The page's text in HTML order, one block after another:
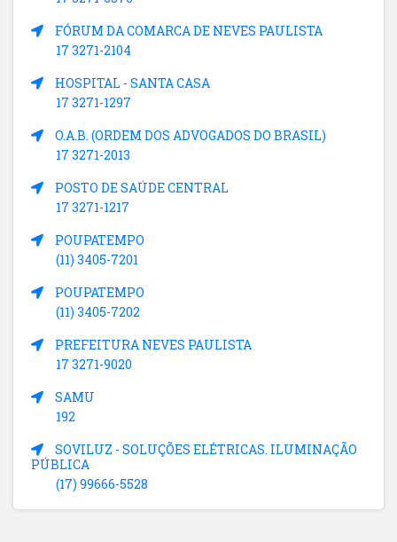
FÓRUM DA COMARCA DE NEVES PAULISTA
17 3271-2104
HOSPITAL - SANTA CASA
17 3271-1297
O.A.B. (ORDEM DOS ADVOGADOS DO BRASIL)
17 3271-2013
POSTO DE SAÚDE CENTRAL
17 3271-1217
POUPATEMPO
(11) 3405-7201
POUPATEMPO
(11) 3405-7202
PREFEITURA NEVES PAULISTA
17 3271-9020
SAMU
192
SOVILUZ - SOLUÇÕES ELÉTRICAS. ILUMINAÇÃO
PÚBLICA
(17) 99666-5528